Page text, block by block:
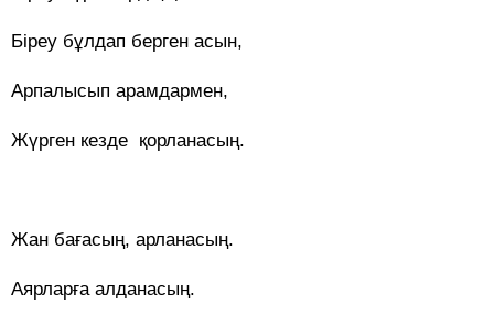
Біреу бұлдап берген асын,
Арпалысып арамдармен,
Жүрген кезде қорланасың.
Жан бағасың, арланасың.
Аярларға алданасың.